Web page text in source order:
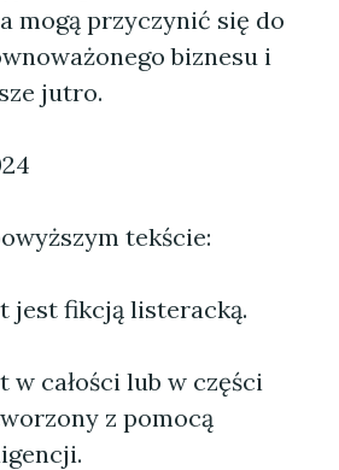
mogą przyczynić się do
biznesu i
jutro.
tekście:
jest fikcją listeracką.
w całości lub w części
z pomocą